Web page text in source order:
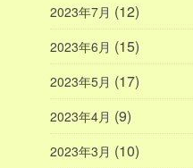
2023年7月 (12)
2023年6月 (15)
2023年5月 (17)
2023年4月 (9)
2023年3月 (10)